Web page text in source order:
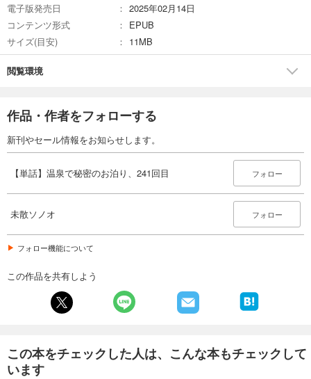
電子版発売日
2025年02月14日
コンテンツ形式
EPUB
サイズ(目安)
11MB
閲覧環境
作品・作者をフォローする
新刊やセール情報をお知らせします。
【単話】温泉で秘密のお泊り、241回目 フォロー
未散ソノオ フォロー
フォロー機能について
この作品を共有しよう
この本をチェックした人は、こんな本もチェックして
います